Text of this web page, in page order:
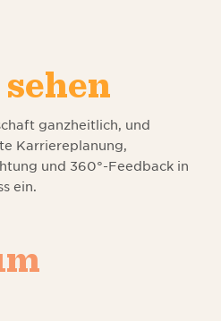
ganzheitlich, und
Karriereplanung,
und 360°-Feedback in
ein.